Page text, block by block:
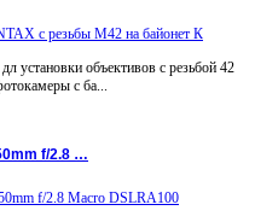
установки объективов с резьбой 42
с ба...
f/2.8 …